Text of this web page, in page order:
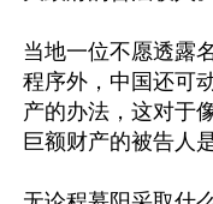
当地一位不愿透露
程序外，中国还可
产的办法，这对于
巨额财产的被告人